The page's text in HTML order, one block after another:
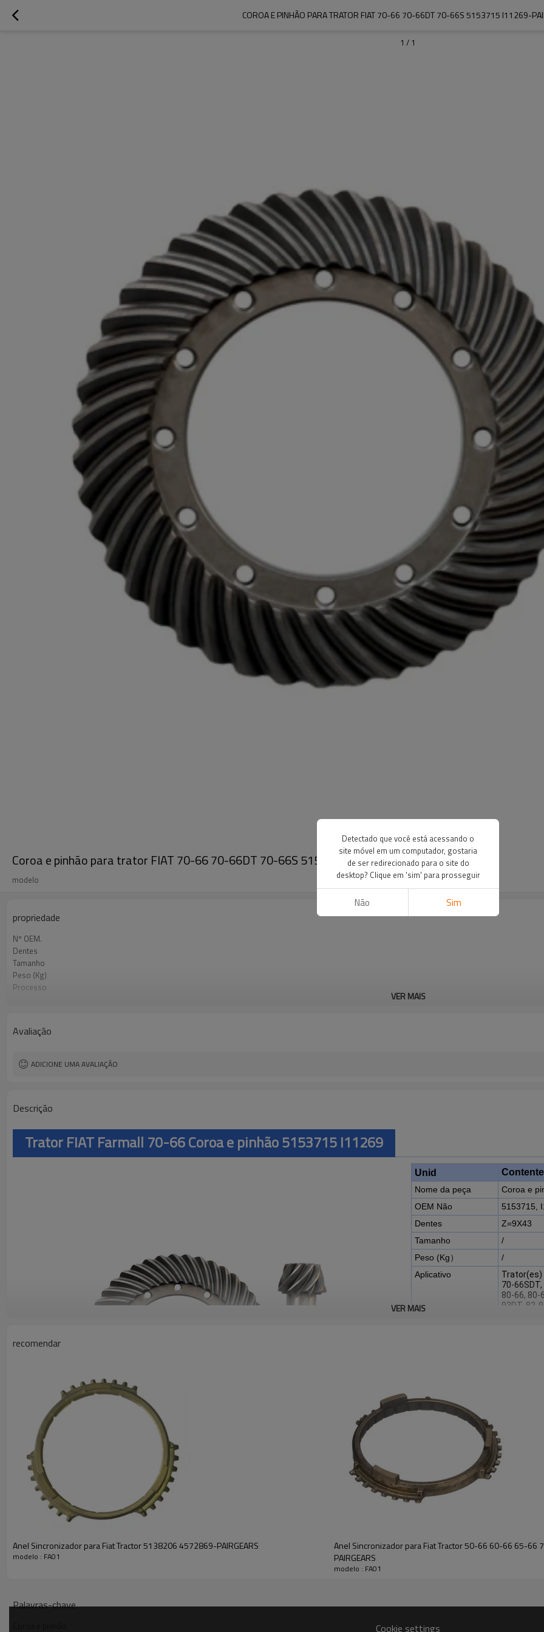
COROA E PINHÃO PARA TRATOR FIAT 70-66 70-66DT 70-66S 5153715 I11269-
1 / 1
Coroa e pinhão para trator FIAT 70-66 70-66DT 70-66S 5153715 I11269-PAIRGEARS
modelo
propriedade
Nº OEM.
Dentes
Tamanho
Peso (Kg)
Processo
Tratamento de superfície
VER MAIS
Avaliação
ADICIONE UMA AVALIAÇÃO
Descrição
Trator FIAT Farmall 70-66 Coroa e pinhão 5153715 I11269
Unid Contente
Nome da peça
Coroa e
OEM Não
5153715,
Dentes
Z=9X43
Tamanho
/
Peso (Kg）
/
Aplicativo
Trator(es)
70-
80-66, 80-
93DT, 82-
É um componente crítico para
adequado de máquinas
operação suave do sistema de
Características:
A Pairgears está
produtos de engrenagens de
eficiente, alta durabilidade,
VER MAIS
recomendar
Anel Sincronizador para Fiat Tractor 5138206 4572869-PAIRGEARS
modelo : FA01
Anel Sincronizador para Fiat Tractor 50-66 60-66 65-
PAIRGEARS
modelo : FA01
Palavras-chave
Cookie settings
Detectado que você está acessando o
site móvel em um computador, gostaria
de ser redirecionado para o site do
desktop? Clique em 'sim' para prosseguir
Não Sim